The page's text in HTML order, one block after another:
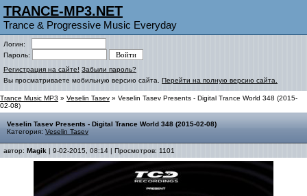
TRANCE-MP3.NET
Trance & Progressive Music Everyday
Логин:
Пароль:
Регистрация на сайте! Забыли пароль?
Вы просматриваете мобильную версию сайта. Перейти на полную версию сайта.
Trance Music MP3 » Veselin Tasev » Veselin Tasev Presents - Digital Trance World 348 (2015-
02-08)
Veselin Tasev Presents - Digital Trance World 348 (2015-02-08)
Категория: Veselin Tasev
автор: Magik | 9-02-2015, 08:14 | Просмотров: 1101